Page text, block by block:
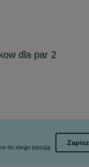
dla par 2
do niego pasują.
Zapisz